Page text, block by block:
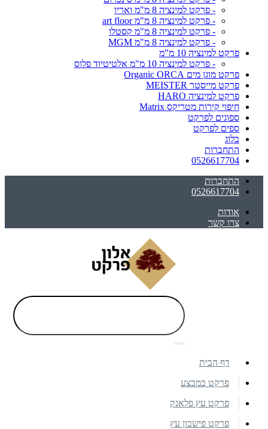
- פרקט למינציה 8 מ"מ ואריו
- פרקט למינציה 8 מ"מ art floor
- פרקט למינציה 8 מ"מ קסטלו
- פרקט למינציה 8 מ"מ MGM
פרקט למינציה 10 מ"מ
- פרקט למינציה 10 מ"מ אלטיטיוד פלוס
פרקט מוגן מים Organic ORCA
פרקט מייסטר MEISTER
פרקט למינציה HARO
חיפוי קירות מטריקס Matrix
ספוגים לפרקט
ספים לפרקט
בלוג
התחברות
0526617704
התחברות
0526617704
אודות
צרו קשר
דף הבית
פרקט במבצע
פרקט עץ פלאנק
פרקט פישבון עץ